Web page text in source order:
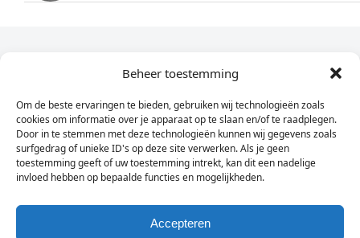
Beheer toestemming
Om de beste ervaringen te bieden, gebruiken wij technologieën zoals
cookies om informatie over je apparaat op te slaan en/of te raadplegen.
Door in te stemmen met deze technologieën kunnen wij gegevens zoals
surfgedrag of unieke ID's op deze site verwerken. Als je geen
toestemming geeft of uw toestemming intrekt, kan dit een nadelige
invloed hebben op bepaalde functies en mogelijkheden.
Accepteren
Dagelijks het laatste nieuws in je e-mail?
Vul
hier
je
e-
mailadres
in
Sign Up